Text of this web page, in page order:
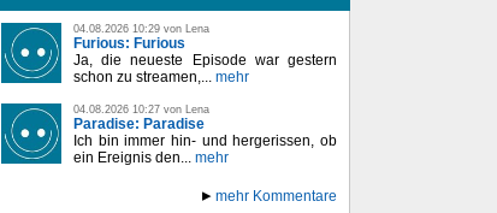
04.08.2026 10:29 von Lena
Furious: Furious
Ja, die neueste Episode war gestern
schon zu streamen,... mehr
04.08.2026 10:27 von Lena
Paradise: Paradise
Ich bin immer hin- und hergerissen, ob
ein Ereignis den... mehr
mehr Kommentare